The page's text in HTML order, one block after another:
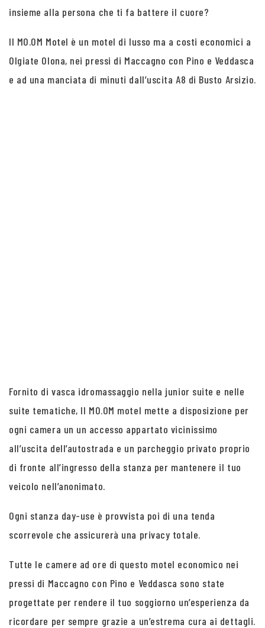
insieme alla persona che ti fa battere il cuore?
Il MO.OM Motel è un motel di lusso ma a costi economici a
Olgiate Olona, nei pressi di Maccagno con Pino e Veddasca
e ad una manciata di minuti dall’uscita A8 di Busto Arsizio.
Fornito di vasca idromassaggio nella junior suite e nelle
suite tematiche, Il MO.OM motel mette a disposizione per
ogni camera un un accesso appartato vicinissimo
all’uscita dell’autostrada e un parcheggio privato proprio
di fronte all’ingresso della stanza per mantenere il tuo
veicolo nell’anonimato.
Ogni stanza day-use è provvista poi di una tenda
scorrevole che assicurerà una privacy totale.
Tutte le camere ad ore di questo motel economico nei
pressi di Maccagno con Pino e Veddasca sono state
progettate per rendere il tuo soggiorno un’esperienza da
ricordare per sempre grazie a un’estrema cura ai dettagli.